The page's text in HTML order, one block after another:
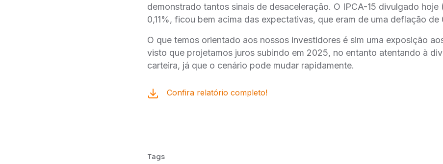
demonstrado tantos sinais de desaceleração. O IPCA-15 divulgado hoje
0,11%, ficou bem acima das expectativas, que eram de uma deflação de
O que temos orientado aos nossos investidores é sim uma exposição
visto que projetamos juros subindo em 2025, no entanto atentando à
carteira, já que o cenário pode mudar rapidamente.
Confira relatório completo!
Tags